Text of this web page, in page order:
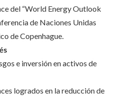
del “World Energy Outlook
de Naciones Unidas
de Copenhague.
e inversión en activos de
logrados en la reducción de